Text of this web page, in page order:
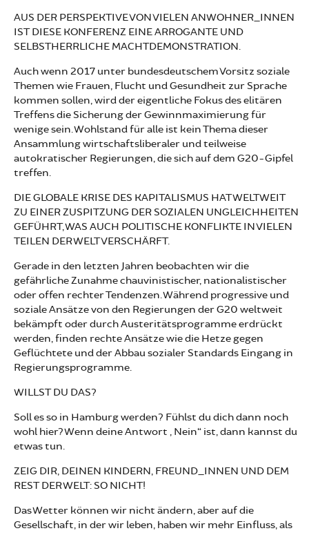
AUS DER PERSPEKTIVE VON VIELEN ANWOHNER_INNEN
IST DIESE KONFERENZ EINE ARROGANTE UND
SELBSTHERRLICHE MACHTDEMONSTRATION.
Auch wenn 2017 unter bundesdeutschem Vorsitz soziale
Themen wie Frauen, Flucht und Gesundheit zur Sprache
kommen sollen, wird der eigentliche Fokus des elitären
Treffens die Sicherung der Gewinnmaximierung für
wenige sein. Wohlstand für alle ist kein Thema dieser
Ansammlung wirtschaftsliberaler und teilweise
autokratischer Regierungen, die sich auf dem G20-Gipfel
treffen.
DIE GLOBALE KRISE DES KAPITALISMUS HAT WELTWEIT
ZU EINER ZUSPITZUNG DER SOZIALEN UNGLEICHHEITEN
GEFÜHRT, WAS AUCH POLITISCHE KONFLIKTE IN VIELEN
TEILEN DER WELT VERSCHÄRFT.
Gerade in den letzten Jahren beobachten wir die
gefährliche Zunahme chauvinistischer, nationalistischer
oder offen rechter Tendenzen. Während progressive und
soziale Ansätze von den Regierungen der G20 weltweit
bekämpft oder durch Austeritätsprogramme erdrückt
werden, finden rechte Ansätze wie die Hetze gegen
Geflüchtete und der Abbau sozialer Standards Eingang in
Regierungsprogramme.
WILLST DU DAS?
Soll es so in Hamburg werden? Fühlst du dich dann noch
wohl hier? Wenn deine Antwort „Nein“ ist, dann kannst du
etwas tun.
ZEIG DIR, DEINEN KINDERN, FREUND_INNEN UND DEM
REST DER WELT: SO NICHT!
Das Wetter können wir nicht ändern, aber auf die
Gesellschaft, in der wir leben, haben wir mehr Einfluss, als